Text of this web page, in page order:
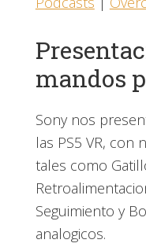
FEED RSS
INCRUSTAR
mandos
Sony nos
las PS5 VR, con
tales como
Seguimiento y
analogicos.